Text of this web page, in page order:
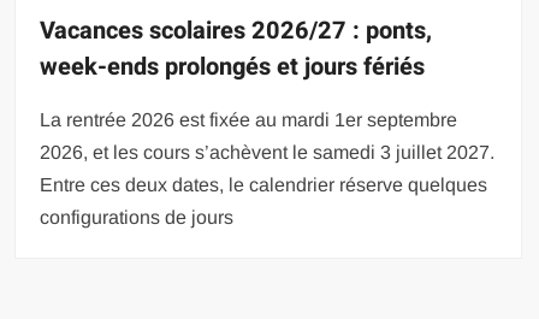
Vacances scolaires 2026/27 : ponts,
week-ends prolongés et jours fériés
La rentrée 2026 est fixée au mardi 1er septembre
2026, et les cours s’achèvent le samedi 3 juillet 2027.
Entre ces deux dates, le calendrier réserve quelques
configurations de jours